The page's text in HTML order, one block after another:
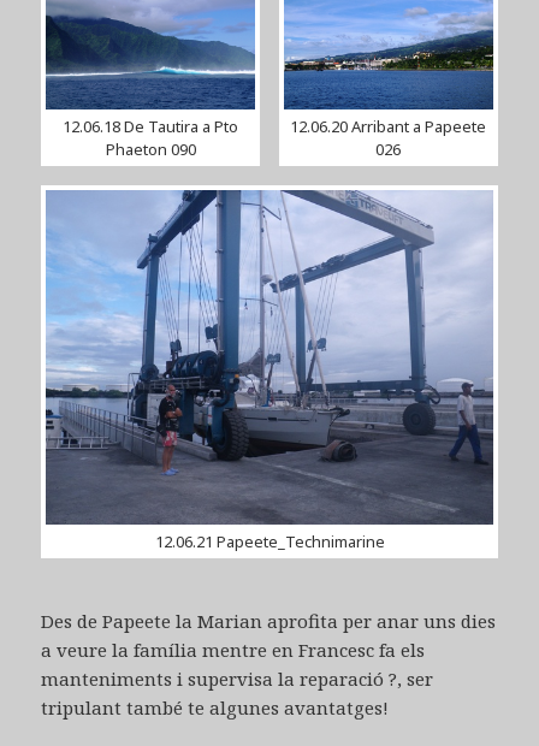
12.06.18 De Tautira a Pto
Phaeton 090
12.06.20 Arribant a Papeete
026
12.06.21 Papeete_Technimarine
Des de Papeete la Marian aprofita per anar uns dies
a veure la família mentre en Francesc fa els
manteniments i supervisa la reparació ?, ser
tripulant també te algunes avantatges!